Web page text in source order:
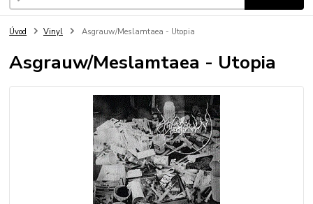
Úvod Vinyl Asgrauw/Meslamtaea - Utopia
Asgrauw/Meslamtaea - Utopia